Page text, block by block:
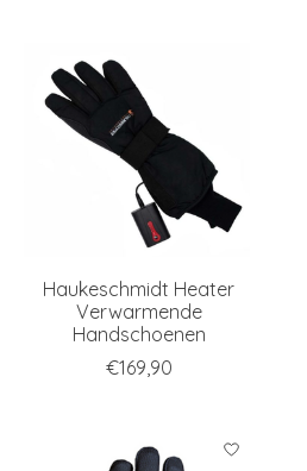
Haukeschmidt Heater
Verwarmende
Handschoenen
€169,90